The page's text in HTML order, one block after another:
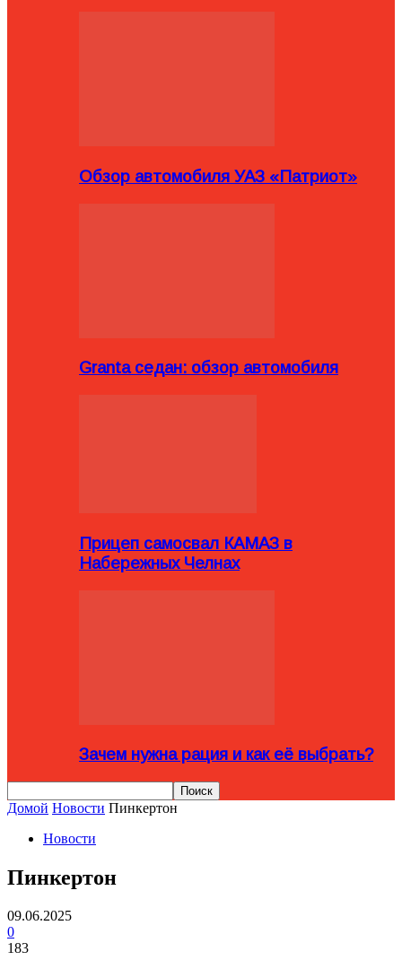
Обзор автомобиля УАЗ «Патриот»
Granta седан: обзор автомобиля
Прицеп самосвал КАМАЗ в
Набережных Челнах
Зачем нужна рация и как её выбрать?
Домой Новости Пинкертон
Новости
Пинкертон
09.06.2025
0
183